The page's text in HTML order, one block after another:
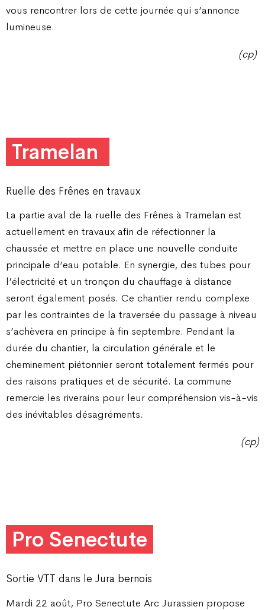
vous rencontrer lors de cette journée qui s’annonce
lumineuse.
(cp)
Tramelan
Ruelle des Frênes en travaux
La partie aval de la ruelle des Frênes à Tramelan est
actuellement en travaux afin de réfectionner la
chaussée et mettre en place une nouvelle conduite
principale d’eau potable. En synergie, des tubes pour
l’électricité et un tronçon du chauffage à distance
seront également posés. Ce chantier rendu complexe
par les contraintes de la traversée du passage à niveau
s’achèvera en principe à fin septembre. Pendant la
durée du chantier, la circulation générale et le
cheminement piétonnier seront totalement fermés pour
des raisons pratiques et de sécurité. La commune
remercie les riverains pour leur compréhension vis-à-vis
des inévitables désagréments.
(cp)
Pro Senectute
Sortie VTT dans le Jura bernois
Mardi 22 août, Pro Senectute Arc Jurassien propose